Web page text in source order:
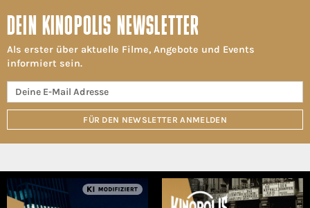
DEIN KINOPOLIS NEWSLETTER
Als erster über aktuelle Filme, Angebote und Events
informiert sein.
FÜR DEN NEWSLETTER ANMELDEN